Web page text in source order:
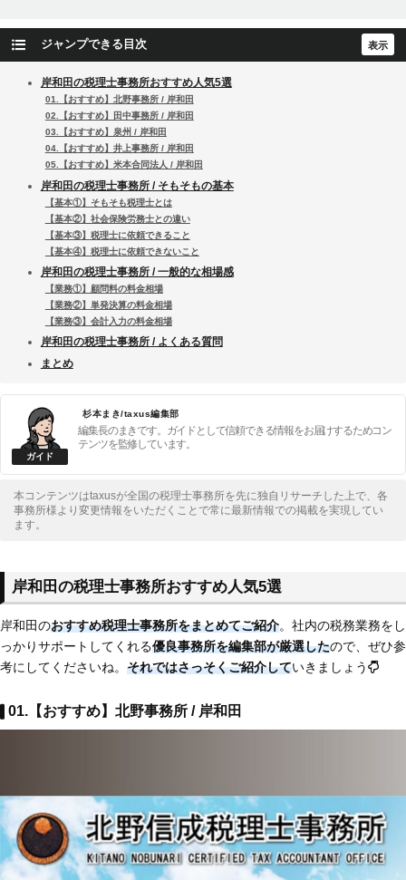
ジャンプできる目次
岸和田の税理士事務所おすすめ人気5選
01.【おすすめ】北野事務所 / 岸和田
02.【おすすめ】田中事務所 / 岸和田
03.【おすすめ】泉州 / 岸和田
04.【おすすめ】井上事務所 / 岸和田
05.【おすすめ】米本合同法人 / 岸和田
岸和田の税理士事務所 / そもそもの基本
【基本①】そもそも税理士とは
【基本②】社会保険労務士との違い
【基本③】税理士に依頼できること
【基本④】税理士に依頼できないこと
岸和田の税理士事務所 / 一般的な相場感
【業務①】顧問料の料金相場
【業務②】単発決算の料金相場
【業務③】会計入力の料金相場
岸和田の税理士事務所 / よくある質問
まとめ
杉本まき/taxus編集部
編集長のまきです。ガイドとして信頼できる情報をお届けするためコン
テンツを監修しています。
本コンテンツはtaxusが全国の税理士事務所を先に独自リサーチした上で、各
事務所様より変更情報をいただくことで常に最新情報での掲載を実現してい
ます。
岸和田の税理士事務所おすすめ人気5選
岸和田のおすすめ税理士事務所をまとめてご紹介。社内の税務業務をし
っかりサポートしてくれる優良事務所を編集部が厳選したので、ぜひ参
考にしてくださいね。 それではさっそくご紹介していきましょう
01.【おすすめ】北野事務所 / 岸和田